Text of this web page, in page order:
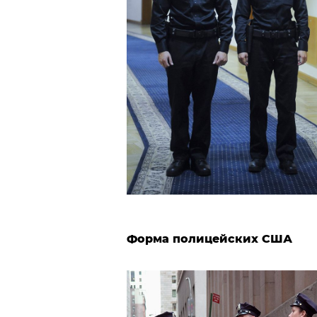
Форма полицейских США